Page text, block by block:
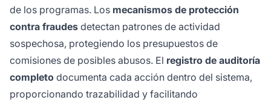
de los programas. Los mecanismos de protección
contra fraudes detectan patrones de actividad
sospechosa, protegiendo los presupuestos de
comisiones de posibles abusos. El registro de auditoría
completo documenta cada acción dentro del sistema,
proporcionando trazabilidad y facilitando